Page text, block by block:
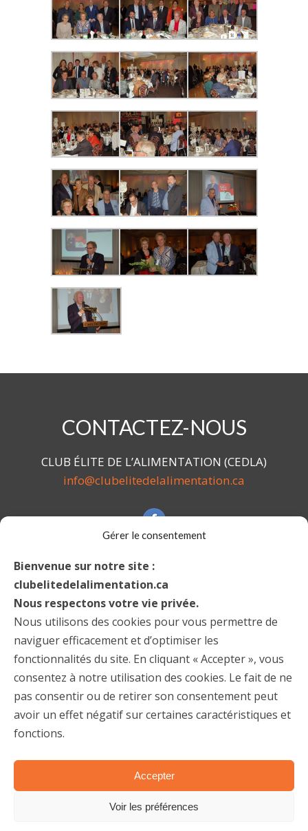
Gérer le consentement
Bienvenue sur notre site :
clubelitedelalimentation.ca
Nous respectons votre vie privée.
Nous utilisons des cookies pour vous permettre de
naviguer efficacement et d’optimiser les
fonctionnalités du site. En cliquant « Accepter », vous
consentez à notre utilisation des cookies. Le fait de ne
pas consentir ou de retirer son consentement peut
avoir un effet négatif sur certaines caractéristiques et
fonctions.
Accepter
Voir les préférences
CONTACTEZ-NOUS
CLUB ÉLITE DE L’ALIMENTATION (CEDLA)
info@clubelitedelalimentation.ca
DEVENEZ MEMBRE
Le Club Élite est un groupe actif permettant à ses membres de
fraterniser et de conserver un lien avec le milieu de l’alimentation.
Joignez-vous à nous!
Devenir membre